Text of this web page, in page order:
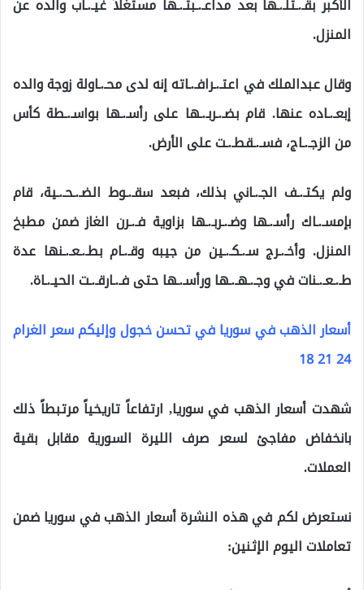
الأكبر بقـ.ـتلـ.ـها بعد مداعـ.ـبتـ.ـها مستغلاً غيـ.ـاب والده عن
المنزل.
وقال عبدالملك في اعتـ.ـرافـ.ـاته إنه لدى محـ.ـاولة زوجة والده
إبعـ.ـاده عنها. قام بضـ.ـربـ.ـها على رأسـ.ـها بواسـ.ـطة كأس
من الزجـ.ـاج، فسـ.ـقطـ.ـت على الأرض.
ولم يكتـ.ـف الجـ.ـاني بذلك، فبعد سقـ.ـوط الضـ.ـحـ.ـية، قام
بإمسـ.ـاك رأسـ.ـها وضـ.ـربـ.ـها بزاوية فـ.ـرن الغاز ضمن مطبخ
المنزل. وأخـ.ـرج سـ.ـكـ.ـين من جيبه وقـ.ـام بطـ.ـعـ.ـنها عدة
طـ.ـعـ.ـنات في وجـ.ـهـ.ـها ورأسـ.ـها حتى فـ.ـارقـ.ـت الحيـ.ـاة.
أسعار الذهب في سوريا في تحسن خجول وإليكم سعر الغرام
24 21 18
شهدت أسعار الذهب في سوريا, ارتفاعاً تاريخياً مرتبطاً ذلك
بانخفاض مفاجئ لسعر صرف الليرة السورية مقابل بقية
العملات.
نستعرض لكم في هذه النشرة أسعار الذهب في سوريا ضمن
تعاملات اليوم الإثنين: